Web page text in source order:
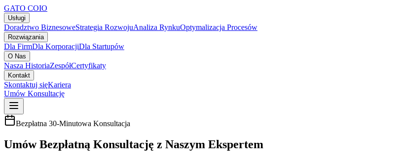
GATO COIO
Usługi
Doradztwo BiznesoweStrategia RozwojuAnaliza RynkuOptymalizacja Procesów
Rozwiązania
Dla FirmDla KorporacjiDla Startupów
O Nas
Nasza HistoriaZespółCertyfikaty
Kontakt
Skontaktuj sięKariera
Umów Konsultację
Bezpłatna 30-Minutowa Konsultacja
Umów Bezpłatną Konsultację z Naszym Ekspertem